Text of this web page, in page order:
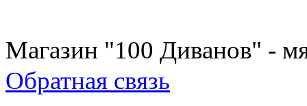
Магазин "100 Диванов" -
Обратная связь